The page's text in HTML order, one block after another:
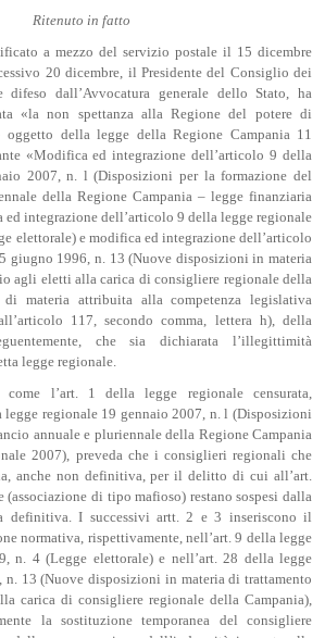
Ritenuto in fatto
a mezzo del servizio postale il 15 dicembre
20 dicembre, il Presidente del Consiglio dei
difeso dall’Avvocatura generale dello Stato, ha
«la non spettanza alla Regione del potere di
oggetto della legge della Regione Campania 11
«Modifica ed integrazione dell’articolo 9 della
2007, n. l (Disposizioni per la formazione del
della Regione Campania – legge finanziaria
integrazione dell’articolo 9 della legge regionale
elettorale) e modifica ed integrazione dell’articolo
giugno 1996, n. 13 (Nuove disposizioni in materia
agli eletti alla carica di consigliere regionale della
di materia attribuita alla competenza legislativa
117, secondo comma, lettera h), della
che sia dichiarata l’illegittimità
legge regionale.
l’art. 1 della legge regionale censurata,
legge regionale 19 gennaio 2007, n. l (Disposizioni
annuale e pluriennale della Regione Campania
2007), preveda che i consiglieri regionali che
anche non definitiva, per il delitto di cui all’art.
(associazione di tipo mafioso) restano sospesi dalla
definitiva. I successivi artt. 2 e 3 inseriscono il
normativa, rispettivamente, nell’art. 9 della legge
n. 4 (Legge elettorale) e nell’art. 28 della legge
n. 13 (Nuove disposizioni in materia di trattamento
carica di consigliere regionale della Campania),
la sostituzione temporanea del consigliere